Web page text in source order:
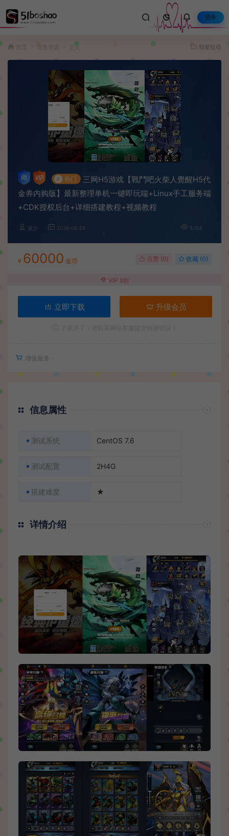
登录
寄售资源 正文 我要投稿
# 热门
三网H5游戏【戰鬥吧火柴人覺醒H5代
金券内购版】最新整理单机一键即玩端+Linux手工服务端
+CDK授权后台+详细搭建教程+视频教程
波少 2026-06-28 9,124
¥ 60000 金币 点赞 (0) 收藏 (0)
VIP 8折
立即下载 升级会员
增值服务：
信息属性
测试系统 CentOS 7.6
测试配置 2H4G
搭建难度 ★
详情介绍